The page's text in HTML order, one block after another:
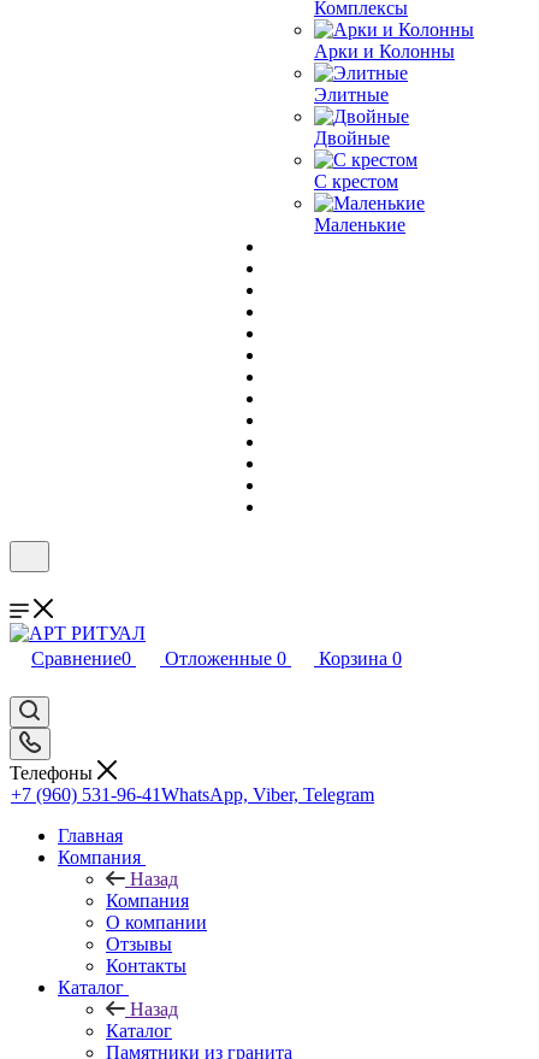
Комплексы
Арки и Колонны
Элитные
Двойные
С крестом
Маленькие
Сравнение0 Отложенные 0 Корзина 0
Телефоны
+7 (960) 531-96-41WhatsApp, Viber, Telegram
Главная
Компания
Назад
Компания
О компании
Отзывы
Контакты
Каталог
Назад
Каталог
Памятники из гранита